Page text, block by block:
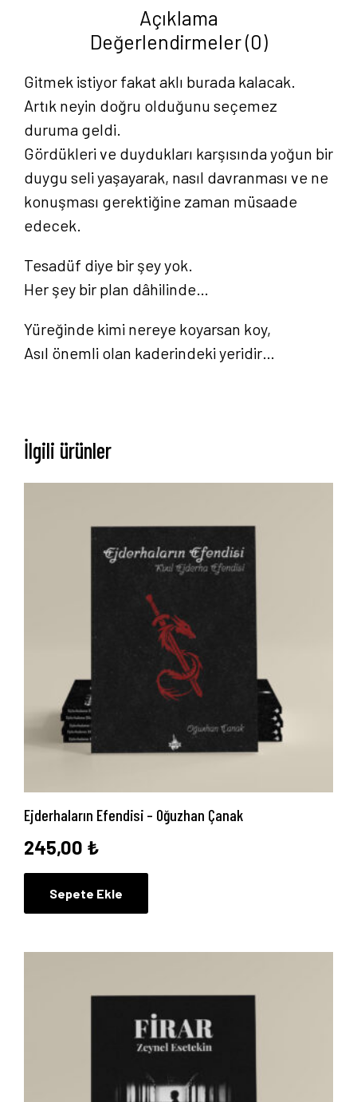
Anasayfa
Hakkımızda
Yayın Paketlerimiz
Yayınlarımız
Açıklama
Değerlendirmeler (0)
Gitmek istiyor fakat aklı burada kalacak.
Artık neyin doğru olduğunu seçemez
duruma geldi.
Gördükleri ve duydukları karşısında yoğun bir
duygu seli yaşayarak, nasıl davranması ve ne
konuşması gerektiğine zaman müsaade
edecek.
Tesadüf diye bir şey yok.
Her şey bir plan dâhilinde…
Yüreğinde kimi nereye koyarsan koy,
Asıl önemli olan kaderindeki yeridir…
İlgili ürünler
Ejderhaların Efendisi – Oğuzhan Çanak
245,00 ₺
Sepete Ekle